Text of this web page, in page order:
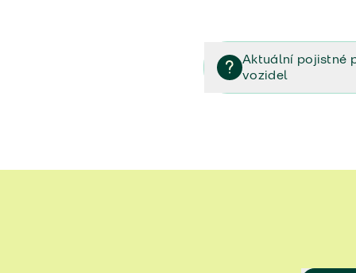
Aktuální pojistné
vozidel
Veřejný příslib -